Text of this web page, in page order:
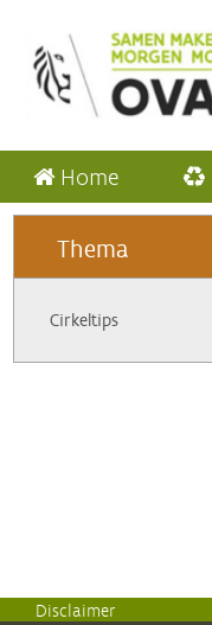
Home
Thema
Cirkeltips
Disclaimer